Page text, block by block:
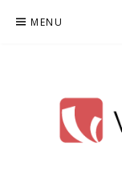
MENU